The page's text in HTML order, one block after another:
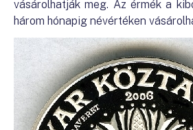
vásárolhatják meg. Az érmék a
három hónapig névértéken